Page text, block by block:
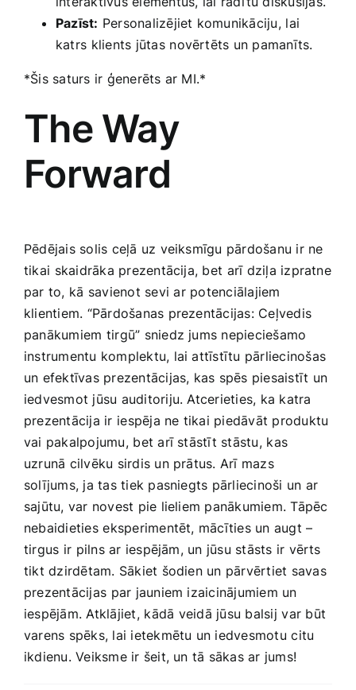
Pazīst: Personalizējiet komunikāciju, ⁤lai
katrs ⁢klients jūtas ⁤novērtēts un​ pamanīts.
*Šis saturs ir ģenerēts ar MI.*
The Way
Forward
Pēdējais solis ‌ceļā uz veiksmīgu pārdošanu ir ne
tikai ⁢skaidrāka prezentācija, bet ⁢arī dziļa izpratne
par to, kā ⁤savienot sevi⁤ ar ​potenciālajiem
klientiem. “Pārdošanas prezentācijas: Ceļvedis
panākumiem ⁤tirgū” sniedz jums nepieciešamo
instrumentu komplektu,‍ lai attīstītu pārliecinošas
un efektīvas ​prezentācijas, kas spēs piesaistīt un
iedvesmot‍ jūsu auditoriju. Atcerieties, ka katra
prezentācija ir ⁣iespēja‌ ne tikai‍ piedāvāt produktu
vai pakalpojumu,⁢ bet‍ arī stāstīt stāstu, ⁢kas
uzrunā cilvēku sirdis un prātus. Arī mazs
solījums, ja tas tiek pasniegts pārliecinoši un​ ar⁤
sajūtu, var novest pie lieliem‌ panākumiem. Tāpēc
nebaidieties⁢ eksperimentēt, mācīties un augt –
tirgus ir ⁢pilns ar iespējām, un jūsu stāsts ir​ vērts
tikt ‍dzirdētam. Sākiet šodien un pārvērtiet savas
prezentācijas ⁣par jauniem izaicinājumiem un
iespējām. Atklājiet, ⁢kādā⁤ veidā ‌jūsu balsij ⁤var ⁢būt‌
varens​ spēks, lai ietekmētu un iedvesmotu⁤ citu
ikdienu. Veiksme​ ir šeit, un tā ‍sākas ar jums!